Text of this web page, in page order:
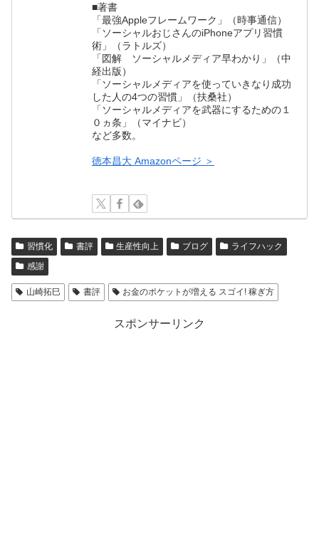
■著書
「最強Appleフレームワーク」（時事通信）
「ソーシャルおじさんのiPhoneアプリ習慣
術」（ラトルズ）
「図解 ソーシャルメディア早わかり」（中
経出版）
「ソーシャルメディアを使っていきなり成功
した人の4つの習慣」（扶桑社）
「ソーシャルメディアを武器にするための１
０ヵ条」（マイナビ）
など多数。
徳本昌大 Amazonページ ＞
習慣化 書評 生産性向上 ブログ
ライフハック
感謝
山崎拓巳 書評 お金のポケットが増える スゴイ! 稼ぎ方
スポンサーリンク